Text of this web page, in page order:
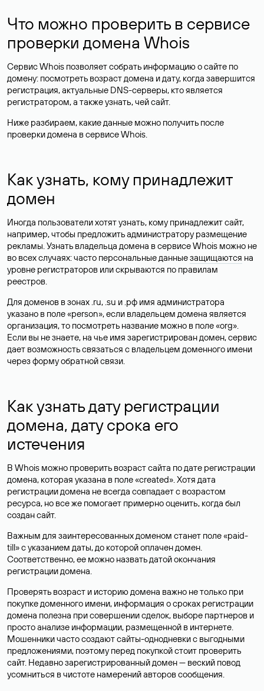
Что можно проверить в сервисе
проверки домена Whois
Сервис Whois позволяет собрать информацию о сайте по
домену: посмотреть возраст домена и дату, когда завершится
регистрация, актуальные DNS-серверы, кто является
регистратором, а также узнать, чей сайт.
Ниже разбираем, какие данные можно получить после
проверки домена в сервисе Whois.
Как узнать, кому принадлежит
домен
Иногда пользователи хотят узнать, кому принадлежит сайт,
например, чтобы предложить администратору размещение
рекламы. Узнать владельца домена в сервисе Whois можно не
во всех случаях: часто персональные данныезащищаются на
уровне регистраторов или скрываются по правилам
реестров.
Для доменов в зонах .ru, .su и .рф имя администратора
указано в поле «person», если владельцем домена является
организация, то посмотреть название можно в поле «org».
Если вы не знаете, на чье имя зарегистрирован домен, сервис
дает возможность связаться с владельцем доменного имени
через форму обратной связи.
Как узнать дату регистрации
домена, дату срока его
истечения
В Whois можно проверить возраст сайта по дате регистрации
домена, которая указана в поле «created». Хотя дата
регистрации домена не всегда совпадает с возрастом
ресурса, но все же помогает примерно оценить, когда был
создан сайт.
Важным для заинтересованных доменом станет поле «paid-
till» с указанием даты, до которой оплачен домен.
Соответственно, ее можно назвать датой окончания
регистрации домена.
Проверять возраст и историю домена важно не только при
покупке доменного имени, информация о сроках регистрации
домена полезна при совершении сделок, выборе партнеров и
просто анализе информации, размещенной в интернете.
Мошенники часто создают сайты-однодневки с выгодными
предложениями, поэтому перед покупкой стоит проверить
сайт. Недавно зарегистрированный домен — веский повод
усомниться в чистоте намерений авторов сообщения.